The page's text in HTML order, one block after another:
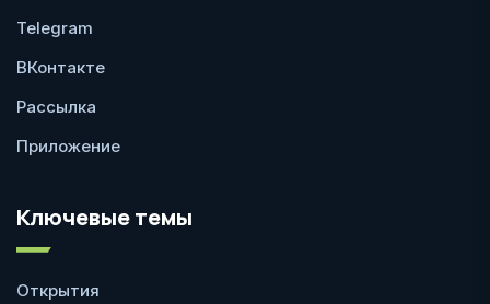
Telegram
ВКонтакте
Рассылка
Приложение
Ключевые темы
Открытия